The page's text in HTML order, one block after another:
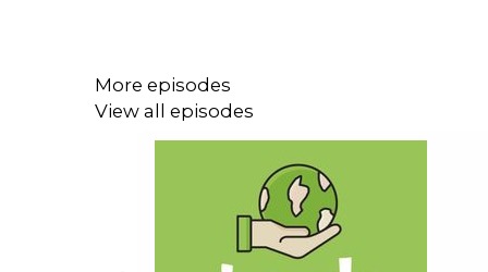
profond, qui ne correspond plus aux conditions
Les chiffres sont parlants. Entre 1985 et 2024,
une surface supérieure à celle de l’Espagne.
déforestation a ralenti ces dernières années, il
More episodes
View all episodes